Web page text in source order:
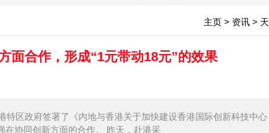
主页 > 资讯 >
面合作，形成“1元带动18元”的效果
特区政府签署了《内地与香港关于加快建设香港国际创新科技中心
在协同创新方面的合作。 昨天，赴港采